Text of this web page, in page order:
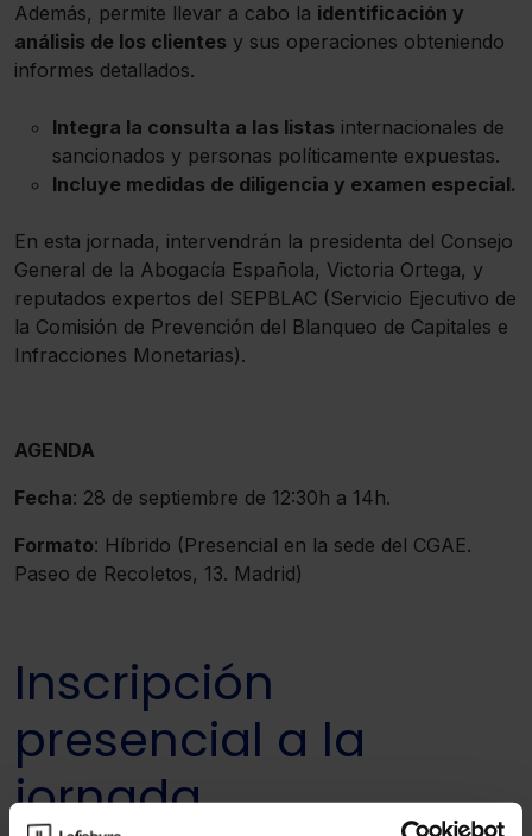
Además, permite llevar a cabo la identificación y
análisis de los clientes y sus operaciones obteniendo
informes detallados.
Integra la consulta a las listas internacionales de
sancionados y personas políticamente expuestas.
Incluye medidas de diligencia y examen especial.
En esta jornada, intervendrán la presidenta del Consejo
General de la Abogacía Española, Victoria Ortega, y
reputados expertos del SEPBLAC (Servicio Ejecutivo de
la Comisión de Prevención del Blanqueo de Capitales e
Infracciones Monetarias).
AGENDA
Fecha: 28 de septiembre de 12:30h a 14h.
Formato: Híbrido (Presencial en la sede del CGAE.
Paseo de Recoletos, 13. Madrid)
Inscripción
presencial a la
jornada